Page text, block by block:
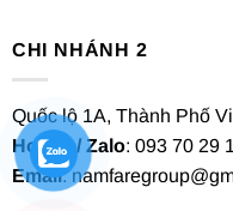
CHI NHÁNH 2
Quốc lộ 1A, Thành Phố
Hotline/ Zalo: 093 70 29
Email: